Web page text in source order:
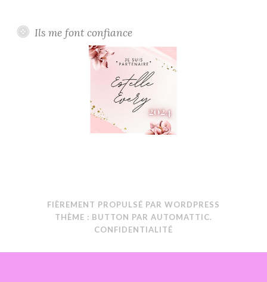
Ils me font confiance
FIÈREMENT PROPULSÉ PAR WORDPRESS
THÈME : BUTTON PAR AUTOMATTIC.
CONFIDENTIALITÉ